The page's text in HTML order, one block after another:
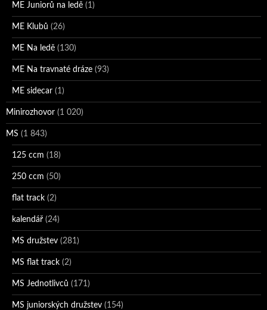
ME Juniorů na ledě (1)
ME Klubů (26)
ME Na ledě (130)
ME Na travnaté dráze (93)
ME sidecar (1)
Minirozhovor (1 020)
MS (1 843)
125 ccm (18)
250 ccm (50)
flat track (2)
kalendář (24)
MS družstev (281)
MS flat track (2)
MS Jednotlivců (171)
MS juniorských družstev (154)